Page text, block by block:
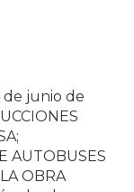
de junio de
AUTOBUSES
OBRA